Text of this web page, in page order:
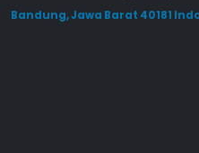
Bandung, Jawa Barat 40181